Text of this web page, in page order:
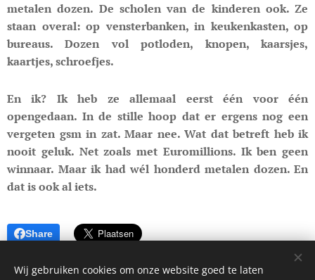
metalen dozen. De scholen van de kinderen ook. Ze
staan overal: op vensterbanken, in keukenkasten, op
bureaus. Dozen vol potloden, knopen, kaarsjes,
kaartjes, schroefjes.
En ik? Ik heb ze allemaal eerst één voor één
opengedaan. In de stille hoop dat er ergens nog een
vergeten gsm in zat. Maar nee. Wat dat betreft heb ik
nooit geluk. Net zoals met Euromillions. Ik ben geen
winnaar. Maar ik had wél honderd metalen dozen. En
dat is ook al iets.
Share
Wij gebruiken cookies om onze website goed te laten